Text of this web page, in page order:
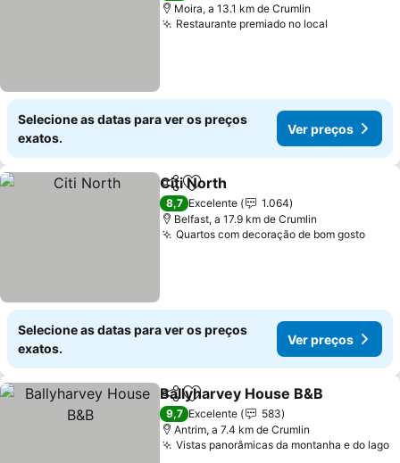
Moira, a 13.1 km de Crumlin
Restaurante premiado no local
Selecione as datas para ver os preços
exatos.
Ver preços
PartilharAdicionar aos favoritos
Citi North
8,7 Excelente
1.064
Belfast, a 17.9 km de Crumlin
Quartos com decoração de bom gosto
Selecione as datas para ver os preços
exatos.
Ver preços
PartilharAdicionar aos favoritos
Ballyharvey House B&B
9,7 Excelente
583
Antrim, a 7.4 km de Crumlin
Vistas panorâmicas da montanha e do lago